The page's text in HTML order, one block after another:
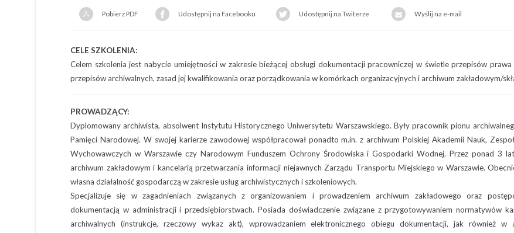
Pobierz PDF Udostępnij na Facebooku Udostępnij na Twiterze Wyślij na e-mail
CELE SZKOLENIA:
Celem szkolenia jest nabycie umiejętności w zakresie bieżącej obsługi dokumentacji pracowniczej w świetle przepisów
przepisów archiwalnych, zasad jej kwalifikowania oraz porządkowania w komórkach organizacyjnych i archiwum zakładowym/
PROWADZĄCY:
Dyplomowany archiwista, absolwent Instytutu Historycznego Uniwersytetu Warszawskiego. Były pracownik pionu
Pamięci Narodowej. W swojej karierze zawodowej współpracował ponadto m.in. z archiwum Polskiej Akademii Nauk,
Wychowawczych w Warszawie czy Narodowym Funduszem Ochrony Środowiska i Gospodarki Wodnej. Przez ponad 3
archiwum zakładowym i kancelarią przetwarzania informacji niejawnych Zarządu Transportu Miejskiego w Warszawie.
własna działalność gospodarczą w zakresie usług archiwistycznych i szkoleniowych.
Specjalizuje się w zagadnieniach związanych z organizowaniem i prowadzeniem archiwum zakładowego oraz
dokumentacją w administracji i przedsiębiorstwach. Posiada doświadczenie związane z przygotowywaniem normatywów
archiwalnych (instrukcje, rzeczowy wykaz akt), wprowadzaniem elektronicznego obiegu dokumentacji, jak również w